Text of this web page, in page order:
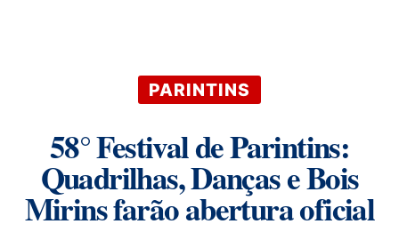
PARINTINS
58° Festival de Parintins:
Quadrilhas, Danças e Bois
Mirins farão abertura oficial